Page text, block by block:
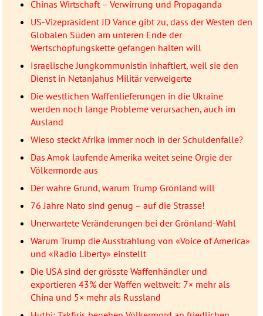
Chinas Wirtschaft – Verwirrung und Propaganda
US-Vizepräsident JD Vance gibt zu, dass der Westen den
Globalen Süden am unteren Ende der
Wertschöpfungskette gefangen halten will
Israelische Jungkommunistin inhaftiert, weil sie den
Dienst in Netanjahus Militär verweigerte
Die westlichen Waffenlieferungen in die Ukraine
werden noch lange Probleme verursachen, auch im
Ausland
Wieso steckt Afrika immer noch in der Schuldenfalle?
Das Amok laufende Amerika weitet seine Orgie der
Völkermorde aus
Der wahre Grund, warum Trump Grönland will
76 Jahre Nato sind genug – auf die Strasse!
Unerwartete Veränderungen bei der Grönland-Wahl
Warum Trump die Ausstrahlung von «Voice of America»
und «Radio Liberty» einstellt
Die USA sind der grösste Waffenhändler und
exportieren 43% der Waffen weltweit: 7× mehr als
China und 5× mehr als Russland